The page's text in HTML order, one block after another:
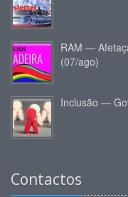
RAM —
(07/ago)
Inclusão —
Contactos